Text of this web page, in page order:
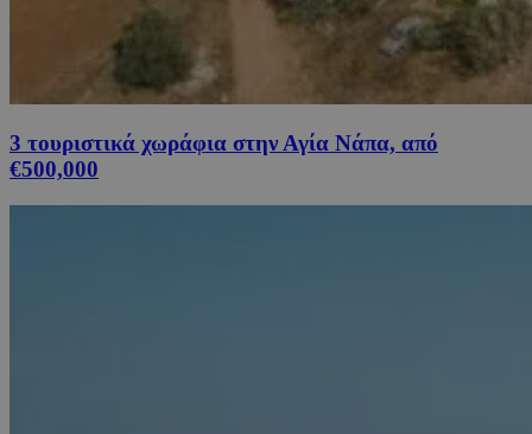
3 τουριστικά χωράφια στην Αγία Νάπα, από
€500,000